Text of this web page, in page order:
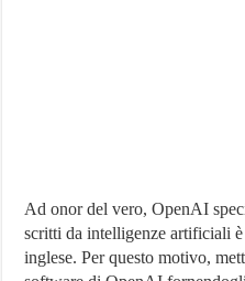
Ad onor del vero, OpenAI
scritti da intelligenze artificiali
inglese. Per questo motivo,